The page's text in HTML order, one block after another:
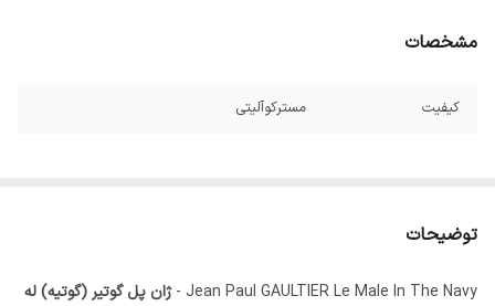
مشخصات
کیفیت مسترکوآلیتی
توضیحات
Jean Paul GAULTIER Le Male In The Navy -
ژان پل گوتیر (گوتیه) له